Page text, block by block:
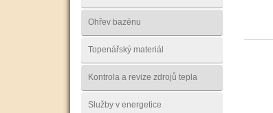
Ohřev bazénu
Topenářský materiál
Kontrola a revize zdrojů tepla
Služby v energetice